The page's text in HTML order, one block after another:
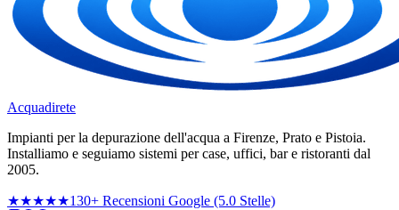
Acquadirete
Impianti per la depurazione dell'acqua a Firenze, Prato e Pistoia.
Installiamo e seguiamo sistemi per case, uffici, bar e ristoranti dal
2005.
★★★★★130+ Recensioni Google (5.0 Stelle)